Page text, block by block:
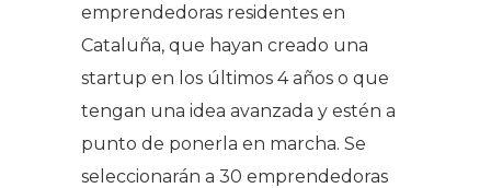
emprendedoras residentes en
Cataluña, que hayan creado una
startup en los últimos 4 años o que
tengan una idea avanzada y estén a
punto de ponerla en marcha. Se
seleccionarán a 30 emprendedoras